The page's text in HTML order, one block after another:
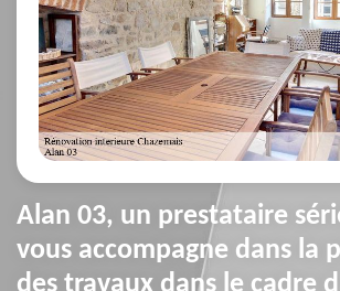
Alan 03, un prestataire
vous accompagne dans la
des travaux dans le cadre